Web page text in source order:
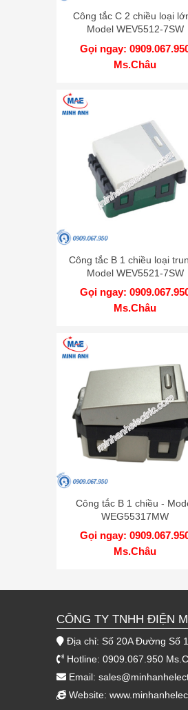
Công tắc C 2 chiều loại
Model WEV5512-7SW
Gọi ngay:
Ms.Châu
Công tắc B 1 chiều loại
Model WEV5521-7SW
Gọi ngay:
Ms.Châu
Công tắc B 1 chiều -
WEG55317MW
Gọi ngay:
Ms.Châu
CÔNG TY TNHH ĐIỆN
Địa chỉ: Số 20A Đường Số
Hotline: 0909.067.950
Email:
Website: